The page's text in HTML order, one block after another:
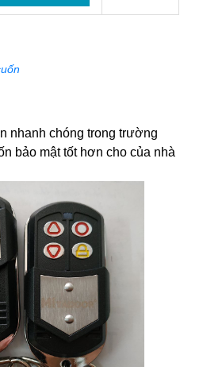
nhanh chóng trong trường
bảo mật tốt hơn cho của nhà